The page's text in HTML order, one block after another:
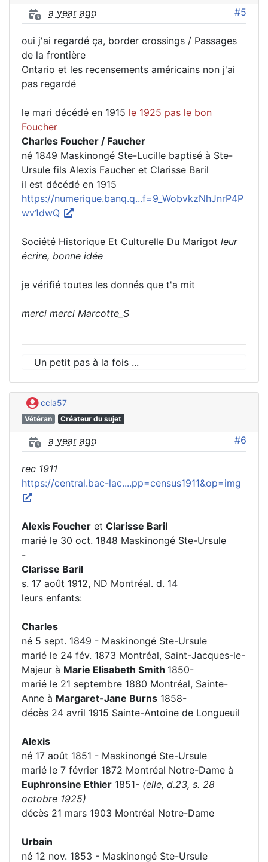
a year ago #5
oui j'ai regardé ça, border crossings / Passages
de la frontière
Ontario et les recensements américains non j'ai
pas regardé
le mari décédé en 1915 le 1925 pas le bon
Foucher
Charles Foucher / Faucher
né 1849 Maskinongé Ste-Lucille baptisé à Ste-
Ursule fils Alexis Faucher et Clarisse Baril
il est décédé en 1915
https://numerique.banq.q...f=9_WobvkzNhJnrP4P
wv1dwQ
Société Historique Et Culturelle Du Marigot leur
écrire, bonne idée
je vérifié toutes les donnés que t'a mit
merci merci Marcotte_S
Un petit pas à la fois ...
ccla57
Vétéran Créateur du sujet
a year ago #6
rec 1911
https://central.bac-lac....pp=census1911&op=img
Alexis Foucher et Clarisse Baril
marié le 30 oct. 1848 Maskinongé Ste-Ursule
-
Clarisse Baril
s. 17 août 1912, ND Montréal. d. 14
leurs enfants:
Charles
né 5 sept. 1849 - Maskinongé Ste-Ursule
marié le 24 fév. 1873 Montréal, Saint-Jacques-le-
Majeur à Marie Elisabeth Smith 1850-
marié le 21 septembre 1880 Montréal, Sainte-
Anne à Margaret-Jane Burns 1858-
décès 24 avril 1915 Sainte-Antoine de Longueuil
Alexis
né 17 août 1851 - Maskinongé Ste-Ursule
marié le 7 février 1872 Montréal Notre-Dame à
Euphronsine Ethier 1851- (elle, d.23, s. 28
octobre 1925)
décès 21 mars 1903 Montréal Notre-Dame
Urbain
né 12 nov. 1853 - Maskinongé Ste-Ursule